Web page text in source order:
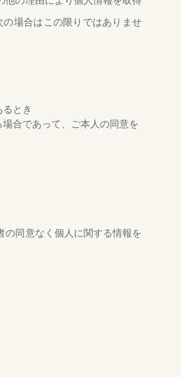
場合はこの限りではありませ
とき
合であって、ご本人の同意を
の同意なく個人に関する情報を